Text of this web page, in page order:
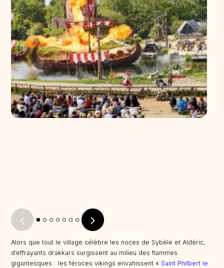
Alors que tout le village célèbre les noces de Sybèle et Aldéric,
d’effrayants drakkars surgissent au milieu des flammes
gigantesques : les féroces vikings envahissent « Saint Philbert le